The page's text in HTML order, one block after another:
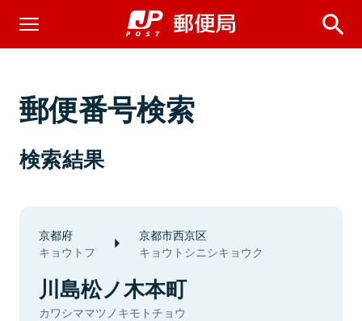
郵便番号検索
検索結果
京都府
キョウトフ
京都市西京区
キョウトシニシキョウク
川島松ノ木本町
カワシママツノキモトチョウ